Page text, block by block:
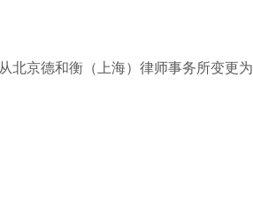
北京德和衡（上海）律师事务所变更